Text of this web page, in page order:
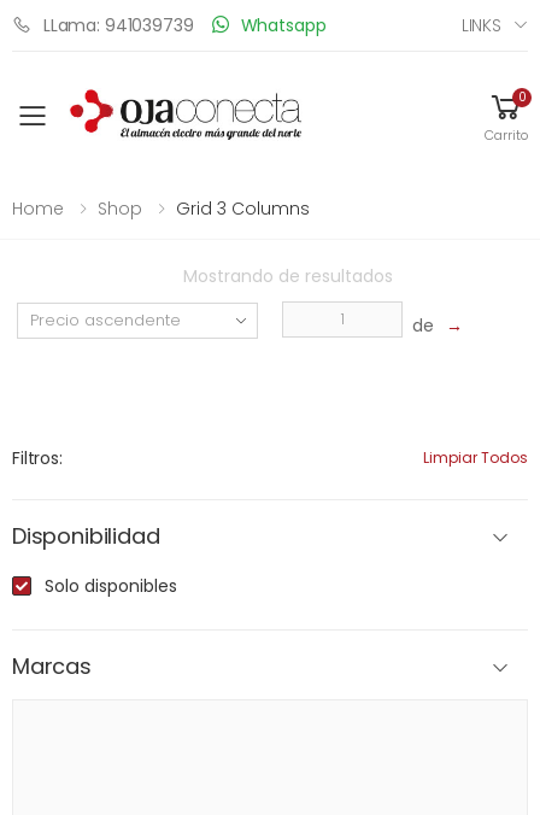
LLama: 941039739 Whatsapp LINKS
Toggle mobile menu
0
Carrito
Home Shop Grid 3 Columns
Mostrando de resultados
de →
Filtros: Limpiar Todos
Disponibilidad
Solo disponibles
Marcas